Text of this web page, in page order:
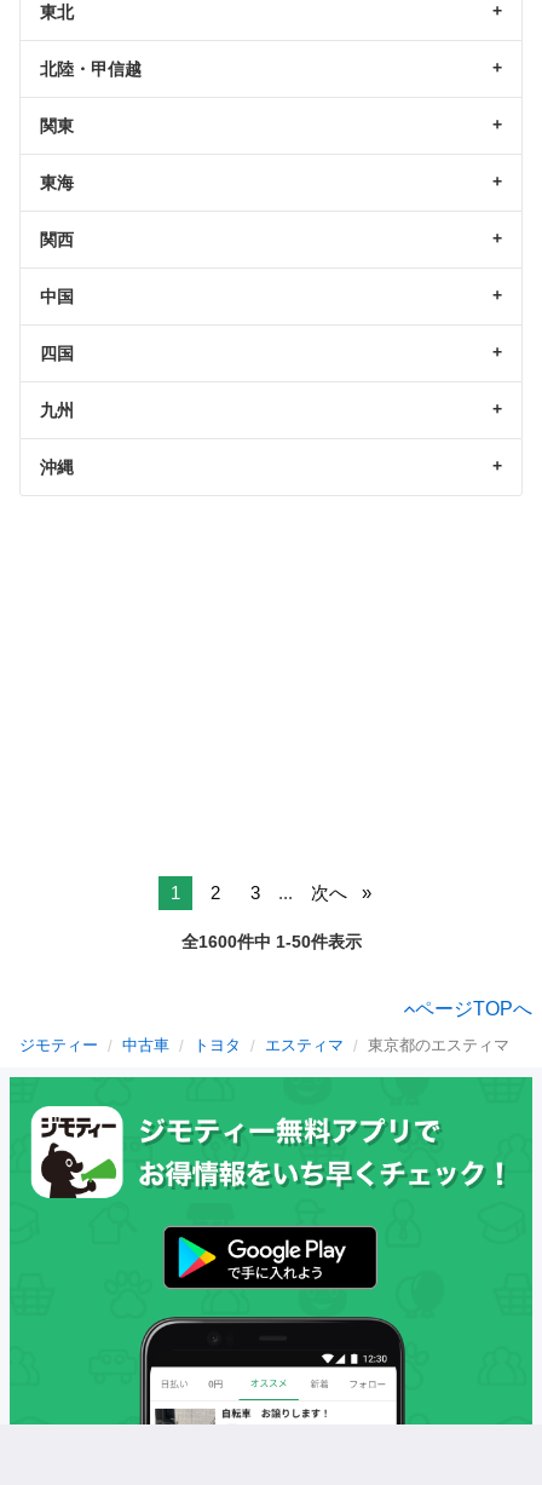
東北
北陸・甲信越
関東
東海
関西
中国
四国
九州
沖縄
1 2 3 ... 次へ
全1600件中 1-50件表示
ページTOPへ
ジモティー 中古車 トヨタ エスティマ 東京都のエスティマ